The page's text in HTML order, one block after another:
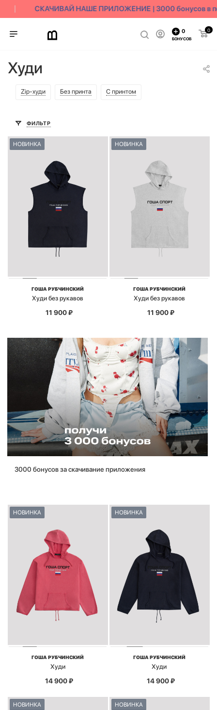
СКАЧИВАЙ НАШЕ ПРИЛОЖЕНИЕ | 3000 бонусов в
0
0
БОНУСОВ
Худи
Zip-худи Без принта С принтом
ФИЛЬТР
НОВИНКА
ГОША РУБЧИНСКИЙ
Худи без рукавов
11 900₽
НОВИНКА
ГОША РУБЧИНСКИЙ
Худи без рукавов
11 900₽
3000 бонусов за скачивание приложения
НОВИНКА
ГОША РУБЧИНСКИЙ
Худи
14 900₽
НОВИНКА
ГОША РУБЧИНСКИЙ
Худи
14 900₽
НОВИНКА НОВИНКА